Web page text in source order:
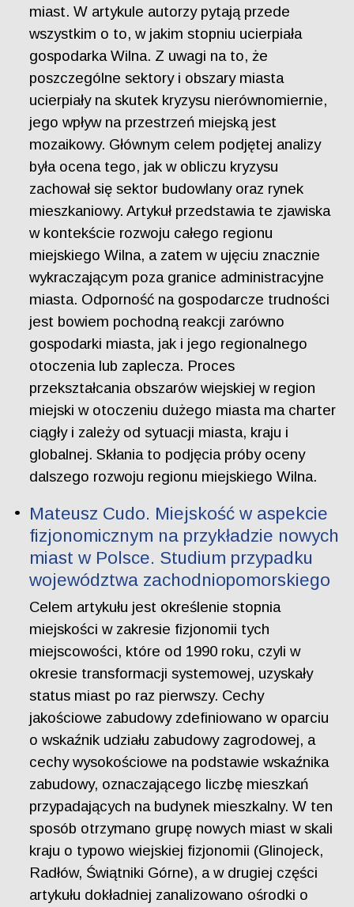
miast. W artykule autorzy pytają przede
wszystkim o to, w jakim stopniu ucierpiała
gospodarka Wilna. Z uwagi na to, że
poszczególne sektory i obszary miasta
ucierpiały na skutek kryzysu nierównomiernie,
jego wpływ na przestrzeń miejską jest
mozaikowy. Głównym celem podjętej analizy
była ocena tego, jak w obliczu kryzysu
zachował się sektor budowlany oraz rynek
mieszkaniowy. Artykuł przedstawia te zjawiska
w kontekście rozwoju całego regionu
miejskiego Wilna, a zatem w ujęciu znacznie
wykraczającym poza granice administracyjne
miasta. Odporność na gospodarcze trudności
jest bowiem pochodną reakcji zarówno
gospodarki miasta, jak i jego regionalnego
otoczenia lub zaplecza. Proces
przekształcania obszarów wiejskiej w region
miejski w otoczeniu dużego miasta ma charter
ciągły i zależy od sytuacji miasta, kraju i
globalnej. Skłania to podjęcia próby oceny
dalszego rozwoju regionu miejskiego Wilna.
Mateusz Cudo. Miejskość w aspekcie
fizjonomicznym na przykładzie nowych
miast w Polsce. Studium przypadku
województwa zachodniopomorskiego
Celem artykułu jest określenie stopnia
miejskości w zakresie fizjonomii tych
miejscowości, które od 1990 roku, czyli w
okresie transformacji systemowej, uzyskały
status miast po raz pierwszy. Cechy
jakościowe zabudowy zdefiniowano w oparciu
o wskaźnik udziału zabudowy zagrodowej, a
cechy wysokościowe na podstawie wskaźnika
zabudowy, oznaczającego liczbę mieszkań
przypadających na budynek mieszkalny. W ten
sposób otrzymano grupę nowych miast w skali
kraju o typowo wiejskiej fizjonomii (Glinojeck,
Radłów, Świątniki Górne), a w drugiej części
artykułu dokładniej zanalizowano ośrodki o